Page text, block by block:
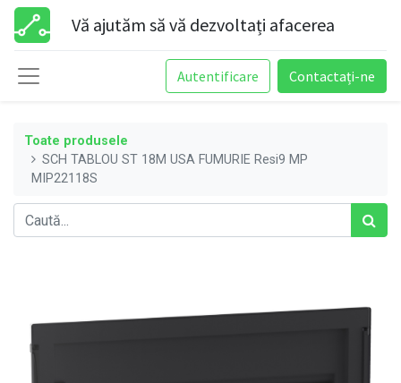
Vă ajutăm să vă dezvoltați afacerea
Autentificare Contactați-ne
Toate produsele
SCH TABLOU ST 18M USA FUMURIE Resi9 MP
MIP22118S